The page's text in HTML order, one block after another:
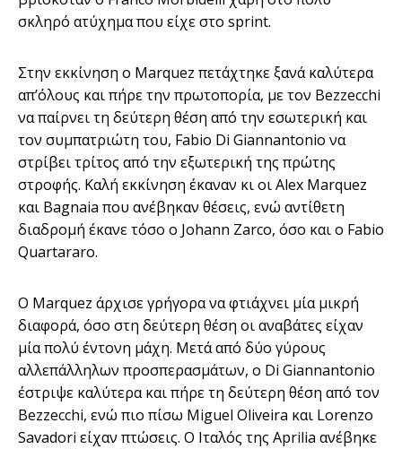
σκληρό ατύχημα που είχε στο sprint.
Στην εκκίνηση ο Marquez πετάχτηκε ξανά καλύτερα
απ’όλους και πήρε την πρωτοπορία, με τον Bezzecchi
να παίρνει τη δεύτερη θέση από την εσωτερική και
τον συμπατριώτη του, Fabio Di Giannantonio να
στρίβει τρίτος από την εξωτερική της πρώτης
στροφής. Καλή εκκίνηση έκαναν κι οι Alex Marquez
και Bagnaia που ανέβηκαν θέσεις, ενώ αντίθετη
διαδρομή έκανε τόσο ο Johann Zarco, όσο και ο Fabio
Quartararo.
Ο Marquez άρχισε γρήγορα να φτιάχνει μία μικρή
διαφορά, όσο στη δεύτερη θέση οι αναβάτες είχαν
μία πολύ έντονη μάχη. Μετά από δύο γύρους
αλλεπάλληλων προσπερασμάτων, ο Di Giannantonio
έστριψε καλύτερα και πήρε τη δεύτερη θέση από τον
Bezzecchi, ενώ πιο πίσω Miguel Oliveira και Lorenzo
Savadori είχαν πτώσεις. Ο Ιταλός της Aprilia ανέβηκε